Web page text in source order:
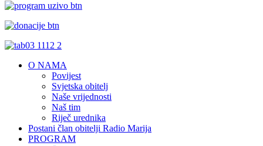
O NAMA
Povijest
Svjetska obitelj
Naše vrijednosti
Naš tim
Riječ urednika
Postani član obitelji Radio Marija
PROGRAM